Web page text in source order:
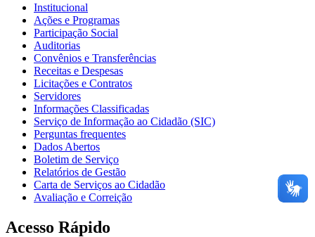
Institucional
Ações e Programas
Participação Social
Auditorias
Convênios e Transferências
Receitas e Despesas
Licitações e Contratos
Servidores
Informações Classificadas
Serviço de Informação ao Cidadão (SIC)
Perguntas frequentes
Dados Abertos
Boletim de Serviço
Relatórios de Gestão
Carta de Serviços ao Cidadão
Avaliação e Correição
Acesso Rápido